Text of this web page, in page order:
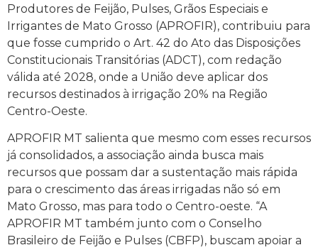
Produtores de Feijão, Pulses, Grãos Especiais e
Irrigantes de Mato Grosso (APROFIR), contribuiu para
que fosse cumprido o Art. 42 do Ato das Disposições
Constitucionais Transitórias (ADCT), com redação
válida até 2028, onde a União deve aplicar dos
recursos destinados à irrigação 20% na Região
Centro-Oeste.
APROFIR MT salienta que mesmo com esses recursos
já consolidados, a associação ainda busca mais
recursos que possam dar a sustentação mais rápida
para o crescimento das áreas irrigadas não só em
Mato Grosso, mas para todo o Centro-oeste. “A
APROFIR MT também junto com o Conselho
Brasileiro de Feijão e Pulses (CBFP), buscam apoiar a